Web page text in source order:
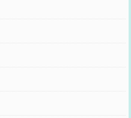
肚子里，揣的孩子也是他的(当
起我的名字。失忆第五天：她
，抱着她哭得比刚生出的女儿
阅读指南】1、1v1双洁2、日
主说讨厌女主，实际是开窍